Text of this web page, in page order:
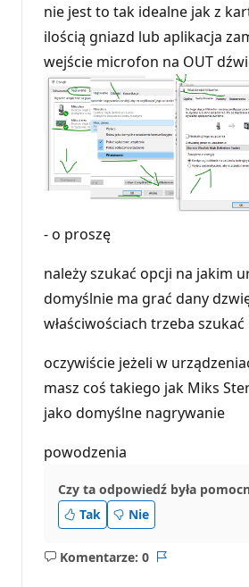
nie jest to tak idealne jak z
ilością gniazd lub aplikacja
wejście microfon na OUT
- o proszę
należy szukać opcji na jakim
domyślnie ma grać dany
właściwościach trzeba szukać
oczywiście jeżeli w
masz coś takiego jak Miks
jako domyślne nagrywanie
powodzenia
Czy ta odpowiedź była
Tak
Nie
Komentarze: 0
Brak